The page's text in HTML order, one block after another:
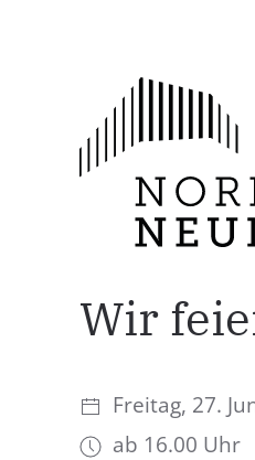
Wir
Freitag, 27.
ab 16.00 Uhr